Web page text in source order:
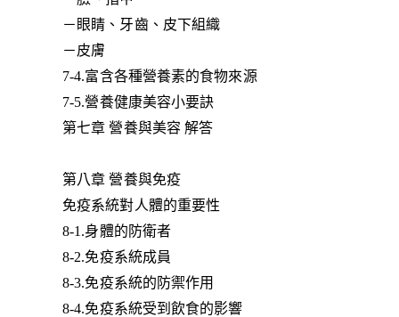
－眼睛、牙齒、皮下組織
－皮膚
7-4.富含各種營養素的食物來源
7-5.營養健康美容小要訣
第七章 營養與美容 解答
第八章 營養與免疫
免疫系統對人體的重要性
8-1.身體的防衛者
8-2.免疫系統成員
8-3.免疫系統的防禦作用
8-4.免疫系統受到飲食的影響